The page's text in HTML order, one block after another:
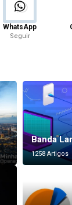
WhatsApp
Seguir
Banda
1258 Artigos